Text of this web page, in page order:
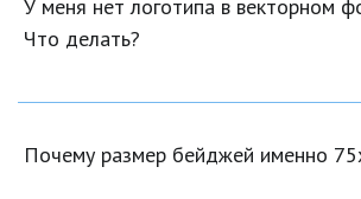
У меня нет логотипа в векторном
Что делать?
Почему размер бейджей именно